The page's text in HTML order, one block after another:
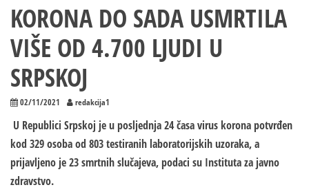
KORONA DO SADA USMRTILA
VIŠE OD 4.700 LJUDI U
SRPSKOJ
02/11/2021 redakcija1
U Republici Srpskoj je u posljednja 24 časa virus korona potvrđen
kod 329 osoba od 803 testiranih laboratorijskih uzoraka, a
prijavljeno je 23 smrtnih slučajeva, podaci su Instituta za javno
zdravstvo.